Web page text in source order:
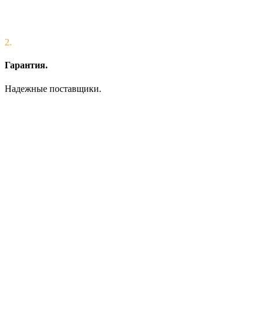
2.
Гарантия.
Надежные поставщики.